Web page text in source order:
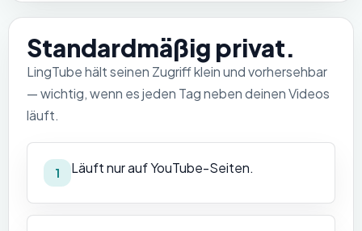
Standardmäßig privat.
LingTube hält seinen Zugriff klein und vorhersehbar
— wichtig, wenn es jeden Tag neben deinen Videos
läuft.
1 Läuft nur auf YouTube-Seiten.